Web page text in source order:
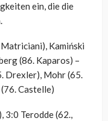
ein, die die
Kamiński
(86. Kaparos) –
Drexler), Mohr (65.
Castelle)
3:0 Terodde (62.,